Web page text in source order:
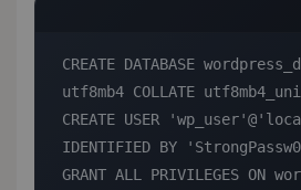
CREATE DATABASE
utf8mb4 COLLATE
CREATE USER
IDENTIFIED BY
GRANT ALL PRIVILEGES ON